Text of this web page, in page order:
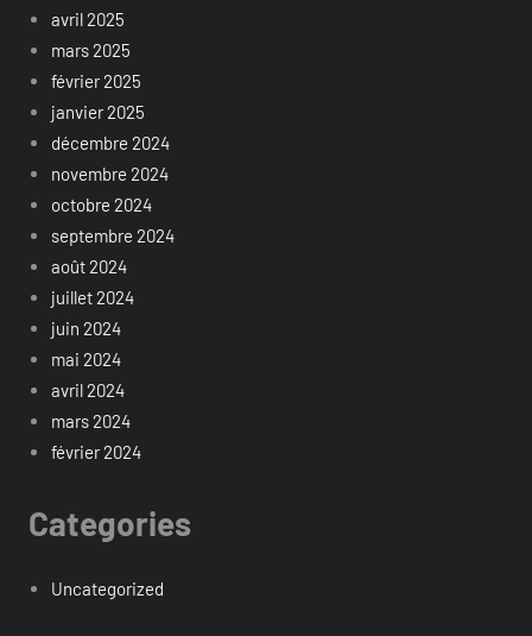
avril 2025
mars 2025
février 2025
janvier 2025
décembre 2024
novembre 2024
octobre 2024
septembre 2024
août 2024
juillet 2024
juin 2024
mai 2024
avril 2024
mars 2024
février 2024
Categories
Uncategorized